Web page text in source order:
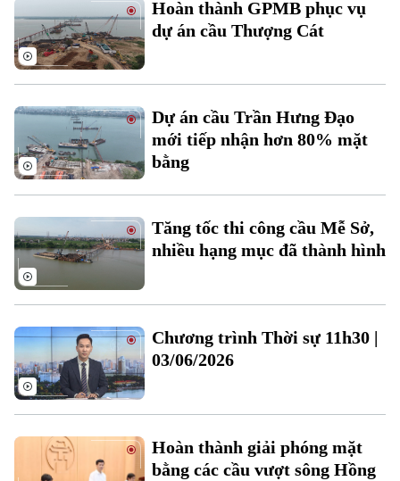
Kinh nghiệm
Xe máy
Thị trường
Tuyển sinh
Hướng nghiệp
Tin tức
Di tích
Sức khỏe
Y tế
Dinh dưỡng
Tư vấn sức khỏe
Bóng đá
Quần vợt
Golf
Giải trí
Sao
Điện ảnh
Âm nhạc
Đã phát sóng
Hoàn thành GPMB phục vụ
dự án cầu Thượng Cát
Dự án cầu Trần Hưng Đạo
mới tiếp nhận hơn 80% mặt
bằng
Tăng tốc thi công cầu Mễ Sở,
nhiều hạng mục đã thành hình
Chương trình Thời sự 11h30 |
03/06/2026
Hoàn thành giải phóng mặt
bằng các cầu vượt sông Hồng